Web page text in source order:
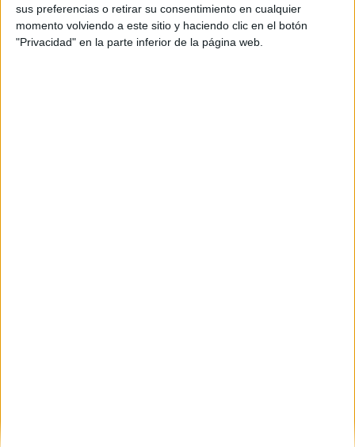
sus preferencias o retirar su consentimiento en cualquier
momento volviendo a este sitio y haciendo clic en el botón
"Privacidad" en la parte inferior de la página web.
Preocupación por las fotos de menores
con soldados trasladados a la frontera